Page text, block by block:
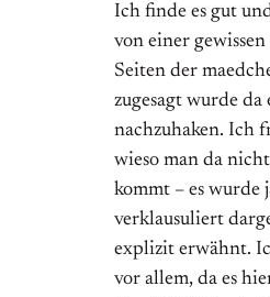
Ich finde es gut
von einer
Seiten der
zugesagt wurde da
nachzuhaken. Ich
wieso man da
kommt – es wurde
verklausuliert
explizit erwähnt.
vor allem, da es